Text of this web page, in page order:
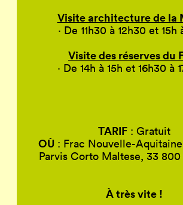
Visite architecture de la
· De 11h30 à 12h30 et 15h
Visite des réserves du
· De 14h à 15h et 16h30 à
TARIF: Gratuit
OÙ : Frac Nouvelle-
Parvis Corto Maltese, 33
À très vite !